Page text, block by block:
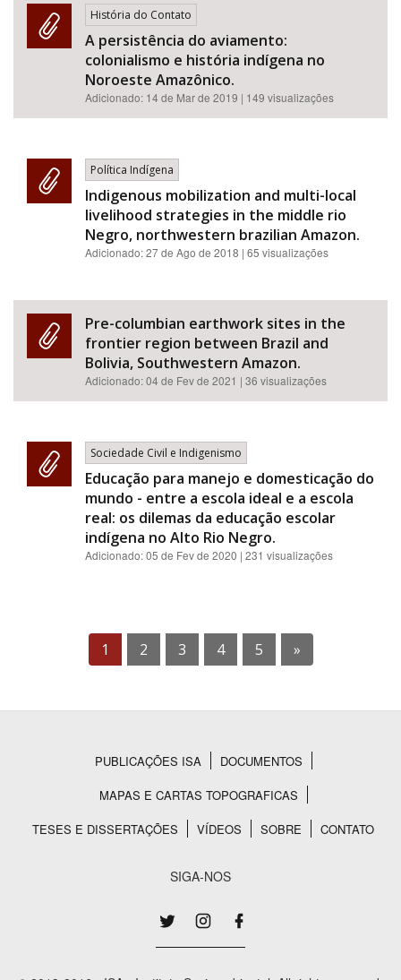
História do Contato
A persistência do aviamento:
colonialismo e história indígena no
Noroeste Amazônico.
Adicionado: 14 de Mar de 2019 | 149 visualizações
Política Indígena
Indigenous mobilization and multi-local
livelihood strategies in the middle rio
Negro, northwestern brazilian Amazon.
Adicionado:27 de Ago de 2018 | 65 visualizações
Pre-columbian earthwork sites in the
frontier region between Brazil and
Bolivia, Southwestern Amazon.
Adicionado:04 de Fev de 2021 | 36 visualizações
Sociedade Civil e Indigenismo
Educação para manejo e domesticação do
mundo - entre a escola ideal e a escola
real: os dilemas da educação escolar
indígena no Alto Rio Negro.
Adicionado:05 de Fev de 2020 | 231 visualizações
1 2 3 4 5 »
Rodapé
PUBLICAÇÕES ISA
DOCUMENTOS
MAPAS E CARTAS TOPOGRAFICAS
TESES E DISSERTAÇÕES
VÍDEOS SOBRE CONTATO
SIGA-NOS